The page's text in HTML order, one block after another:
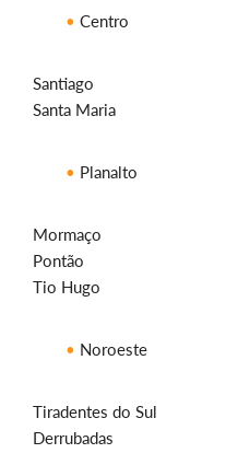
Centro
Santiago
Santa Maria
Planalto
Mormaço
Pontão
Tio Hugo
Noroeste
Tiradentes do Sul
Derrubadas